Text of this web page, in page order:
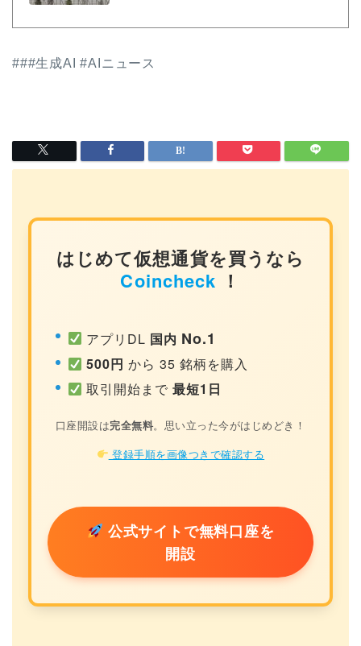
###生成AI #AIニュース
はじめて仮想通貨を買うなら
Coincheck ！
アプリDL 国内 No.1
500円 から 35 銘柄を購入
取引開始まで最短1日
口座開設は完全無料。思い立った今がはじめどき！
登録手順を画像つきで確認する
公式サイトで無料口座を
開設